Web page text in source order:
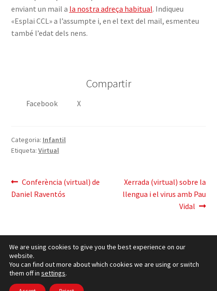
enviant un mail a la nostra adreça habitual. Indiqueu
«Esplai CCL» a l’assumpte i, en el text del mail, esmenteu
també l’edat dels nens.
Compartir
Facebook X
Categoria: Infantil
Etiqueta: Virtual
Navegació
d'entrades
Entrada
anterior:
Conferència (virtual) de
Daniel Raventós
Pròxima
entrada:
Xerrada (virtual) sobre la
llengua i el virus amb Pau
Vidal
Política de cookies
We are using cookies to give you the best experience on our
website.
You can find out more about which cookies we are using or switch
them off in settings.